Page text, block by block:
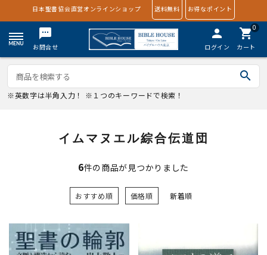
日本聖書協会直営オンラインショップ 送料無料 お得なポイント
textsms
お問合せ
person
ログイン
0
shopping_cart
カート
search
※英数字は半角入力！ ※１つのキーワードで検索！
イムマヌエル綜合伝道団
6件の商品が見つかりました
おすすめ順 価格順 新着順